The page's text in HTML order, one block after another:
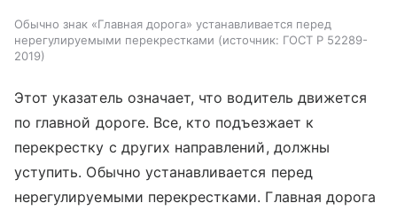
Обычно знак «Главная дорога» устанавливается перед
нерегулируемыми перекрестками
источник: ГОСТ Р 52289-
2019
Этот указатель означает, что водитель движется
по главной дороге. Все, кто подъезжает к
перекрестку с других направлений, должны
уступить. Обычно устанавливается перед
нерегулируемыми перекрестками. Главная дорога